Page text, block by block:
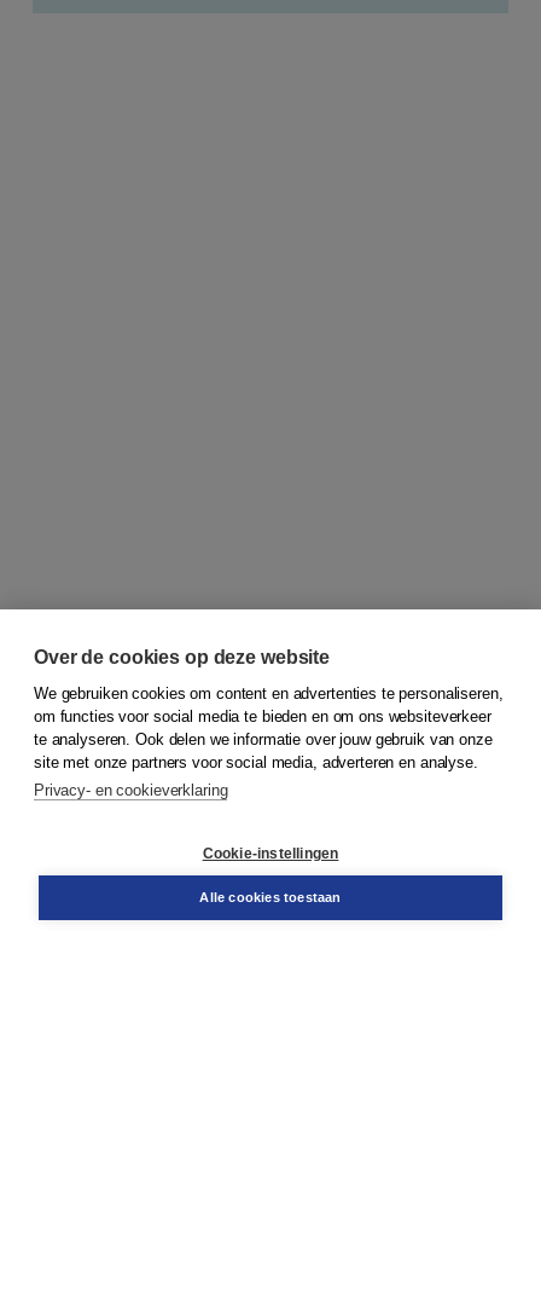
© 2026Koninklijke Boom uitgevers
Bestellen
Over de cookies op deze website
We gebruiken cookies om content en advertenties te personaliseren,
om functies voor social media te bieden en om ons websiteverkeer
te analyseren. Ook delen we informatie over jouw gebruik van onze
site met onze partners voor social media, adverteren en analyse.
Privacy- en cookieverklaring
Cookie-instellingen
Alle cookies toestaan